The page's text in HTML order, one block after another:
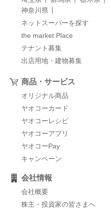
神奈川県
ネットスーパーを探す
the market Place
テナント募集
出店用地・建物募集
商品・サービス
オリジナル商品
ヤオコーカード
ヤオコーレシピ
ヤオコーアプリ
ヤオコーPay
キャンペーン
会社情報
会社概要
株主・投資家の皆さまへ